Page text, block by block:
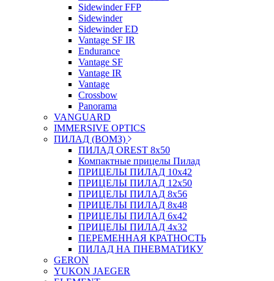
Sidewinder FFP
Sidewinder
Sidewinder ED
Vantage SF IR
Endurance
Vantage SF
Vantage IR
Vantage
Crossbow
Panorama
VANGUARD
IMMERSIVE OPTICS
ПИЛАД (ВОМЗ)
ПИЛАД OREST 8х50
Компактные прицелы Пилад
ПРИЦЕЛЫ ПИЛАД 10х42
ПРИЦЕЛЫ ПИЛАД 12х50
ПРИЦЕЛЫ ПИЛАД 8х56
ПРИЦЕЛЫ ПИЛАД 8х48
ПРИЦЕЛЫ ПИЛАД 6х42
ПРИЦЕЛЫ ПИЛАД 4х32
ПЕРЕМЕННАЯ КРАТНОСТЬ
ПИЛАД НА ПНЕВМАТИКУ
GERON
YUKON JAEGER